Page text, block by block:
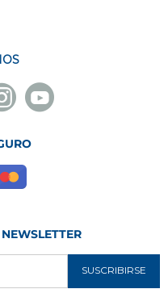
Youtube
Novelec
SUSCRIBIRSE